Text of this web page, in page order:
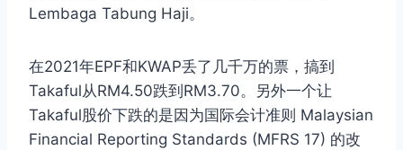
Lembaga Tabung Haji。
在2021年EPF和KWAP丢了几千万的票，搞到
Takaful从RM4.50跌到RM3.70。另外一个让
Takaful股价下跌的是因为国际会计准则 Malaysian
Financial Reporting Standards (MFRS 17) 的改